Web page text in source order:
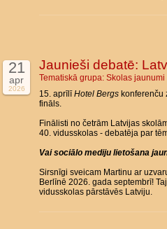
21
apr
2026
Jaunieši debatē:
Tematiskā grupa: Skolas jaunumi
15. aprīlīHotel Bergs konferenču
fināls.
Finālisti no četrām Latvijas
40. vidusskolas - debatēja par
Vai sociālo mediju lietošana
Sirsnīgi sveicam Martinu ar
Berlīnē 2026. gada septembrī!
vidusskolas pārstāvēs Latviju.